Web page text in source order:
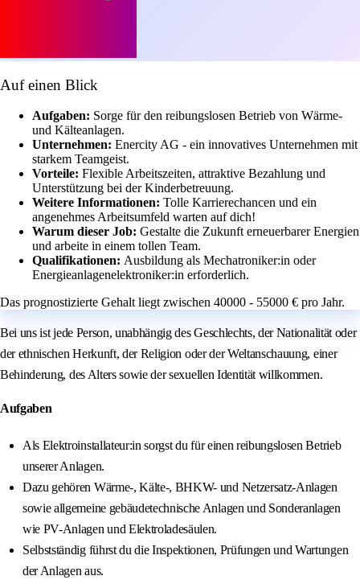
Auf einen Blick
Aufgaben: Sorge für den reibungslosen Betrieb von Wärme-
und Kälteanlagen.
Unternehmen: Enercity AG - ein innovatives Unternehmen mit
starkem Teamgeist.
Vorteile: Flexible Arbeitszeiten, attraktive Bezahlung und
Unterstützung bei der Kinderbetreuung.
Weitere Informationen: Tolle Karrierechancen und ein
angenehmes Arbeitsumfeld warten auf dich!
Warum dieser Job: Gestalte die Zukunft erneuerbarer Energien
und arbeite in einem tollen Team.
Qualifikationen: Ausbildung als Mechatroniker:in oder
Energieanlagenelektroniker:in erforderlich.
Das prognostizierte Gehalt liegt zwischen 40000 - 55000 € pro Jahr.
Bei uns ist jede Person, unabhängig des Geschlechts, der Nationalität oder
der ethnischen Herkunft, der Religion oder der Weltanschauung, einer
Behinderung, des Alters sowie der sexuellen Identität willkommen.
Aufgaben
Als Elektroinstallateur:in sorgst du für einen reibungslosen Betrieb
unserer Anlagen.
Dazu gehören Wärme-, Kälte-, BHKW- und Netzersatz-Anlagen
sowie allgemeine gebäudetechnische Anlagen und Sonderanlagen
wie PV-Anlagen und Elektroladesäulen.
Selbstständig führst du die Inspektionen, Prüfungen und Wartungen
der Anlagen aus.